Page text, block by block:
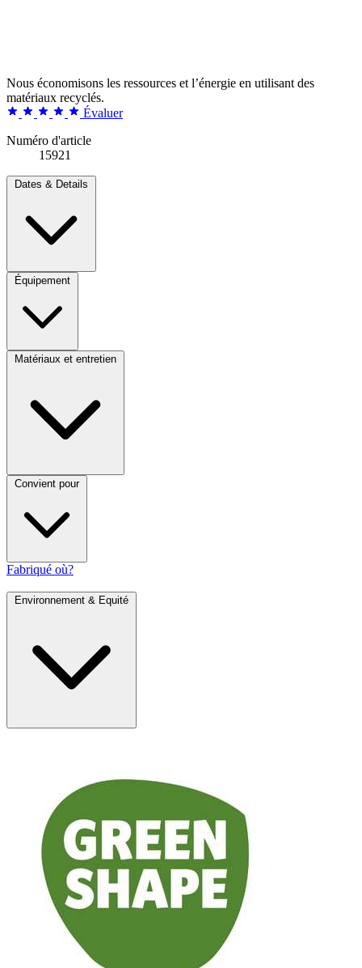
Nous économisons les ressources et l’énergie en utilisant des
matériaux recyclés.
Évaluer
Numéro d'article
15921
Dates & Details
Équipement
Matériaux et entretien
Convient pour
Fabriqué où?
Environnement & Equité